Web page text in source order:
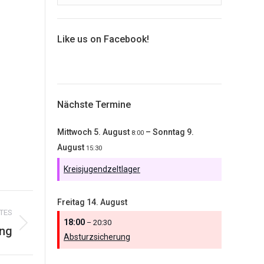
Like us on Facebook!
Nächste Termine
Mittwoch 5. August 8:00 – Sonntag 9.
August 15:30
Kreisjugendzeltlager
Freitag 14. August
18:00 – 20:30
Absturzsicherung